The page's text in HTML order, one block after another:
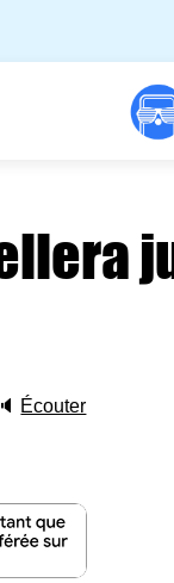
🔈 Écouter